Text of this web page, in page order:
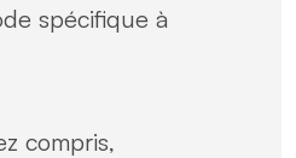
spécifique à
compris,